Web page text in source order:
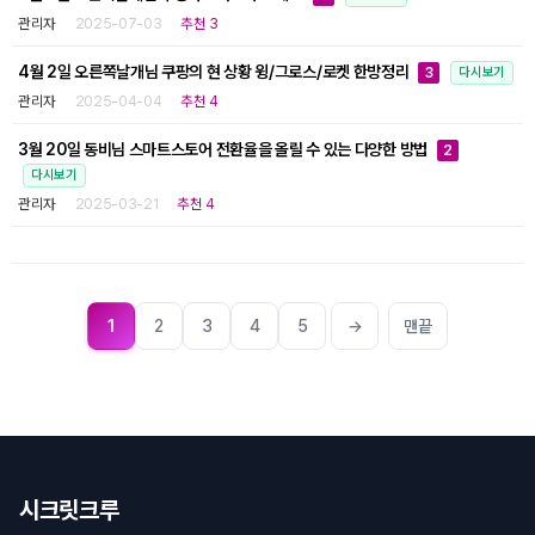
관리자 2025-07-03 추천 3
4월 2일 오른쪽날개님 쿠팡의 현 상황 윙/그로스/로켓 한방정리 3 다시보기
관리자 2025-04-04 추천 4
3월 20일 동비님 스마트스토어 전환율을 올릴 수 있는 다양한 방법 2
다시보기
관리자 2025-03-21 추천 4
1 2 3 4 5 → 맨끝
시크릿크루